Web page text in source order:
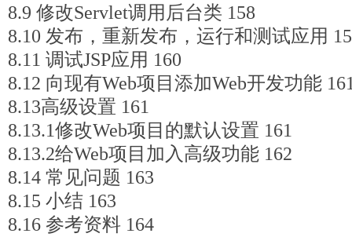
8.9 修改Servlet调用后台类 158
8.10 发布，重新发布，运行和测试应用
8.11 调试JSP应用 160
8.12 向现有Web项目添加Web开发功能
8.13高级设置 161
8.13.1修改Web项目的默认设置 161
8.13.2给Web项目加入高级功能 162
8.14 常见问题 163
8.15 小结 163
8.16 参考资料 164